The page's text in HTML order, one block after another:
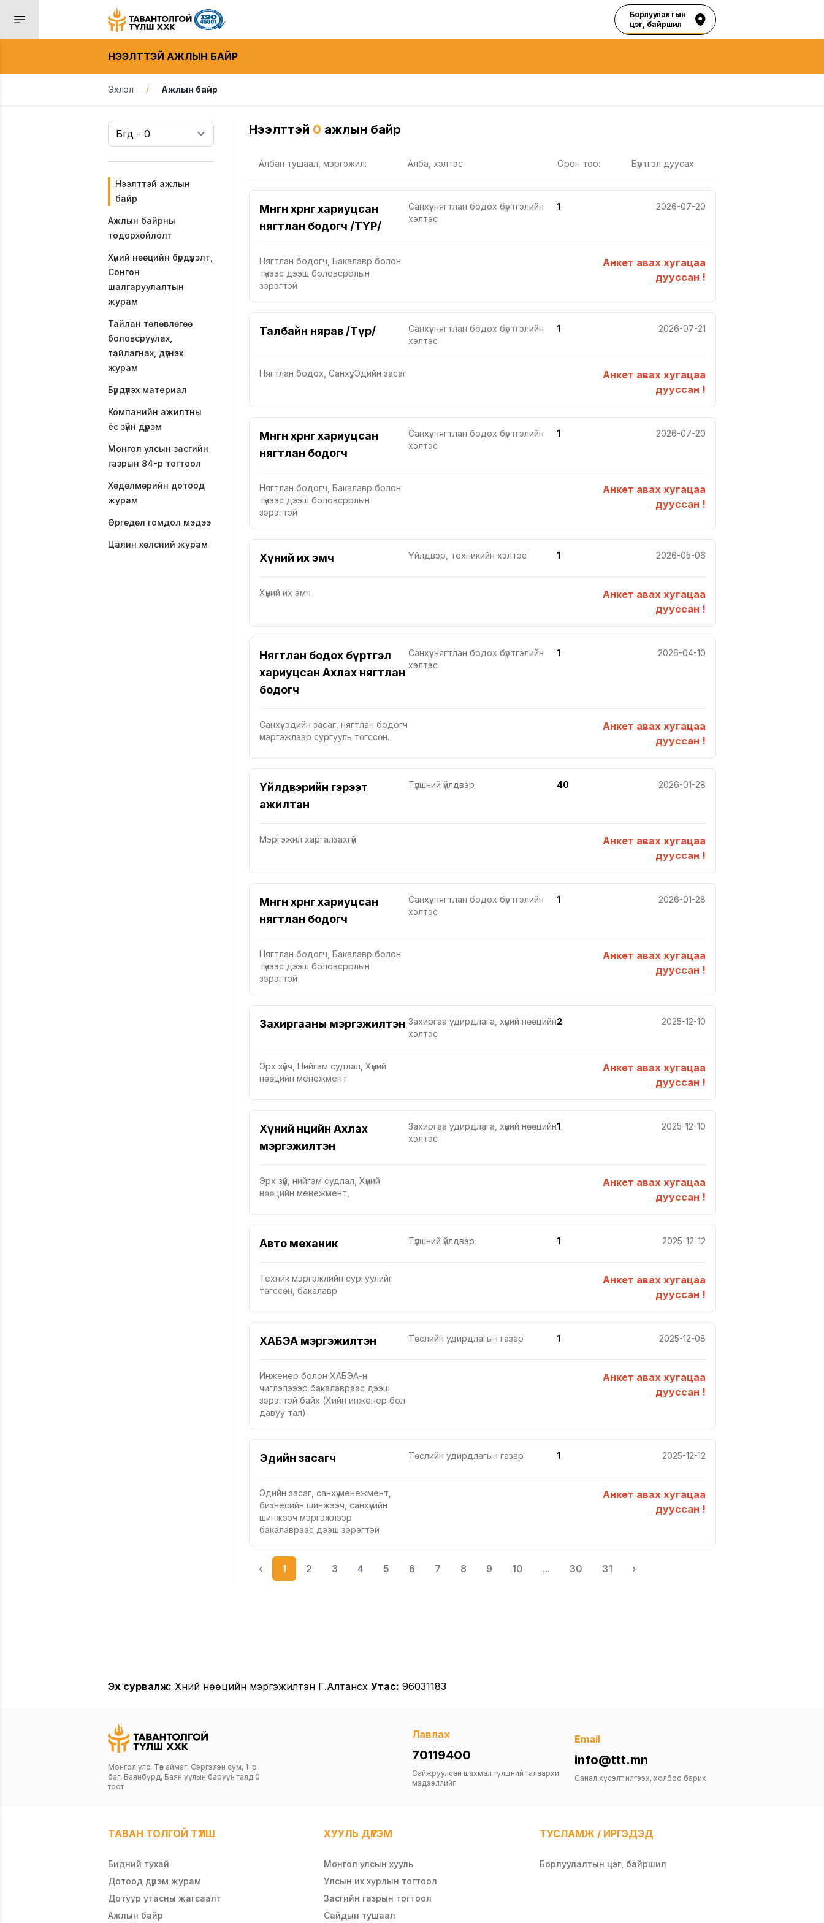
Борлуулалтын
цэг, байршил
НЭЭЛТТЭЙ АЖЛЫН БАЙР
Эхлэл / Ажлын байр
Нээлттэй ажлын
байр
Ажлын байрны
тодорхойлолт
Хүний нөөцийн бүрдүүлэлт,
Сонгон
шалгаруулалтын
журам
Тайлан төлөвлөгөө
боловсруулах,
тайлагнах, дүгнэх
журам
Бүрдүүлэх материал
Компанийн ажилтны
ёс зүйн дүрэм
Монгол улсын засгийн
газрын 84-р тогтоол
Хөдөлмөрийн дотоод
журам
Өргөдөл гомдол мэдээ
Цалин хөлсний журам
Нээлттэй 0 ажлын байр
Албан тушаал, мэргэжил: Алба, хэлтэс Орон тоо: Бүртгэл дуусах:
Мөнгөн хөрөнгө хариуцсан
нягтлан бодогч /ТҮР/
Санхүү, нягтлан бодох бүртгэлийн
хэлтэс
1 2026-07-20
Нягтлан бодогч, Бакалавр болон
түүнээс дээш боловсролын
зэрэгтэй
Анкет авах хугацаа
дууссан !
Талбайн нярав /Түр/
Санхүү, нягтлан бодох бүртгэлийн
хэлтэс
1 2026-07-21
Нягтлан бодох, Санхүү, Эдийн засаг
Анкет авах хугацаа
дууссан !
Мөнгөн хөрөнгө хариуцсан
нягтлан бодогч
Санхүү, нягтлан бодох бүртгэлийн
хэлтэс
1 2026-07-20
Нягтлан бодогч, Бакалавр болон
түүнээс дээш боловсролын
зэрэгтэй
Анкет авах хугацаа
дууссан !
Хүний их эмч Үйлдвэр, техникийн хэлтэс 1 2026-05-06
Хүний их эмч
Анкет авах хугацаа
дууссан !
Нягтлан бодох бүртгэл
хариуцсан Ахлах нягтлан
бодогч
Санхүү, нягтлан бодох бүртгэлийн
хэлтэс
1 2026-04-10
Санхүү, эдийн засаг, нягтлан бодогч
мэргэжлээр сургууль төгссөн.
Анкет авах хугацаа
дууссан !
Үйлдвэрийн гэрээт
ажилтан
Түлшний үйлдвэр 40 2026-01-28
Мэргэжил харгалзахгүй
Анкет авах хугацаа
дууссан !
Мөнгөн хөрөнгө хариуцсан
нягтлан бодогч
Санхүү, нягтлан бодох бүртгэлийн
хэлтэс
1 2026-01-28
Нягтлан бодогч, Бакалавр болон
түүнээс дээш боловсролын
зэрэгтэй
Анкет авах хугацаа
дууссан !
Захиргааны мэргэжилтэн Захиргаа удирдлага, хүний нөөцийн
хэлтэс
2 2025-12-10
Эрх зүйч, Нийгэм судлал, Хүний
нөөцийн менежмент
Анкет авах хугацаа
дууссан !
Хүний нөөцийн Ахлах
мэргэжилтэн
Захиргаа удирдлага, хүний нөөцийн
хэлтэс
1 2025-12-10
Эрх зүй, нийгэм судлал, Хүний
нөөцийн менежмент,
Анкет авах хугацаа
дууссан !
Авто механик Түлшний үйлдвэр 1 2025-12-12
Техник мэргэжлийн сургуулийг
төгссөн, бакалавр
Анкет авах хугацаа
дууссан !
ХАБЭА мэргэжилтэн Төслийн удирдлагын газар 1 2025-12-08
Инженер болон ХАБЭА-н
чиглэлэээр бакалавраас дээш
зэрэгтэй байх (Хийн инженер бол
давуу тал)
Анкет авах хугацаа
дууссан !
Эдийн засагч Төслийн удирдлагын газар 1 2025-12-12
Эдийн засаг, санхүү менежмент,
бизнесийн шинжээч, санхүүгийн
шинжээч мэргэжлээр
бакалавраас дээш зэрэгтэй
Анкет авах хугацаа
дууссан !
‹ 1 2 3 4 5 6 7 8 9 10 ... 30 31 ›
Эх сурвалж: Хүний нөөцийн мэргэжилтэн Г.Алтансүх Утас: 96031183
Монгол улс, Төв аймаг, Сэргэлэн сум, 1-р
баг, Баянбүрд, Баян уулын баруун талд 0
тоот
Лавлах
70119400
Сайжруулсан шахмал түлшний талаархи
мэдээллийг
Email
info@ttt.mn
Санал хүсэлт илгээх, холбоо барих
ТАВАН ТОЛГОЙ ТҮЛШ
Бидний тухай
Дотоод дүрэм журам
Дотуур утасны жагсаалт
Ажлын байр
ХУУЛЬ ДҮРЭМ
Монгол улсын хууль
Улсын их хурлын тогтоол
Засгийн газрын тогтоол
Сайдын тушаал
ТУСЛАМЖ / ИРГЭДЭД
Борлуулалтын цэг, байршил